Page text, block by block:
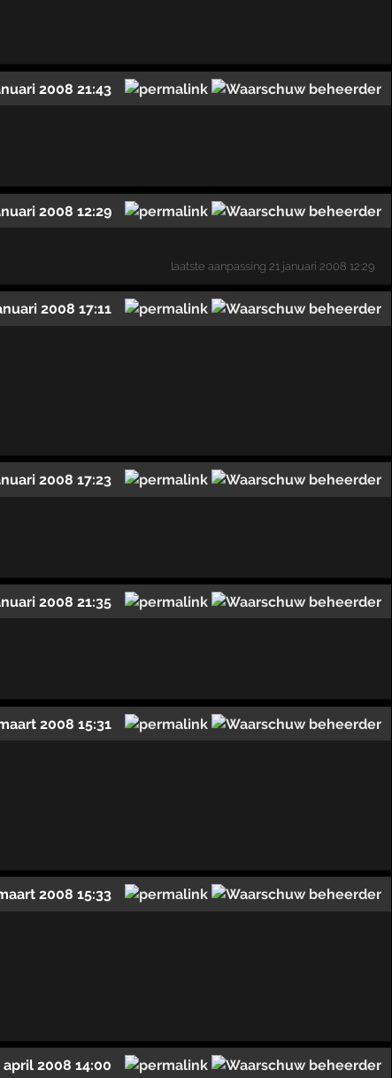
2008 21:43
2008 12:29
laatste aanpassing 21 januari 2008 12:29
2008 17:11
2008 17:23
2008 21:35
2008 15:31
2008 15:33
april 2008 14:00